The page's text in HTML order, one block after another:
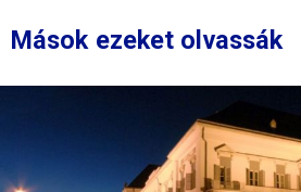
Mások ezeket olvassák